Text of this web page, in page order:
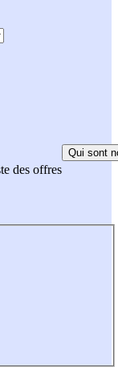
des offres
Qui sont